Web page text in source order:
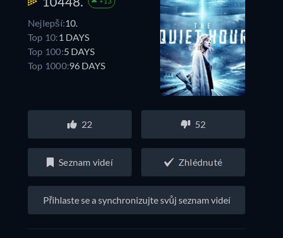
Nejlepší:10.
Top 10: 1 DAYS
Top 100:5 DAYS
Top 1000:96 DAYS
22 52
Seznam videí Zhlédnuté
Přihlaste se a synchronizujte svůj seznam videí